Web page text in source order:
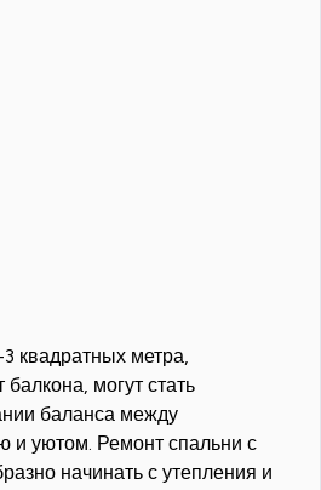
квадратных метра,
могут стать
баланса между
и уютом. Ремонт спальни с
начинать с утепления и